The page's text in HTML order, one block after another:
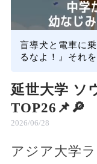
盲導犬と電車に
るなよ！』それ
延世大学 ソ
TOP26📌🔎
2026/06/28
アジア大学